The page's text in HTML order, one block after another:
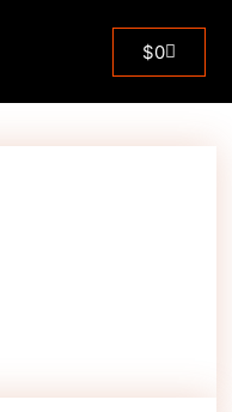
$0
/ Hojas de corte recta